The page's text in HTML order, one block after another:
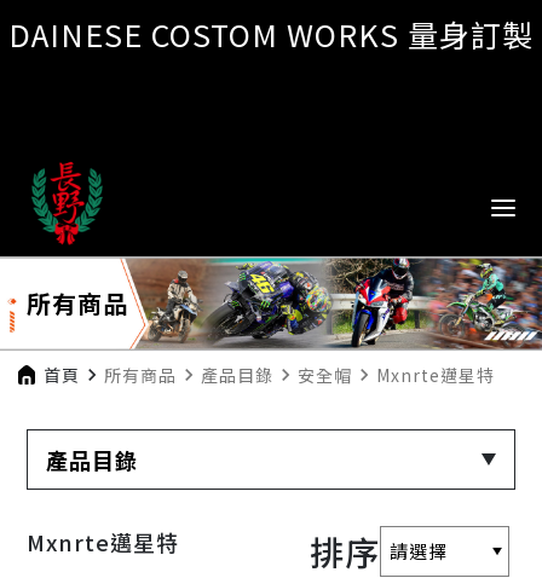
DAINESE COSTOM WORKS 量身訂製
所有商品
首頁 navigate_next 所有商品 navigate_next 產品目錄 navigate_next 安全帽 navigate_next Mxnrte邁星特
產品目錄
Mxnrte邁星特 排序